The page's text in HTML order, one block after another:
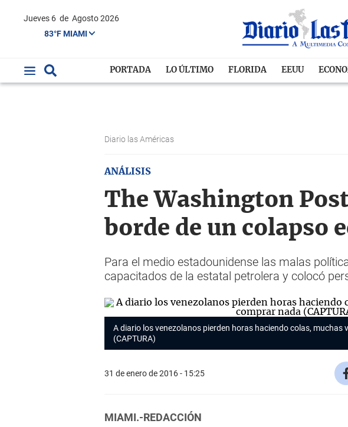
Jueves 6 de Agosto 2026
83°F MIAMI
PORTADA LO ÚLTIMO FLORIDA EEUU
Diario las Américas
ANÁLISIS
The Washington
borde de un colapso
Para el medio estadounidense las malas
capacitados de la estatal petrolera y colocó
A diario los venezolanos pierden horas haciendo colas, muchas
(CAPTURA)
31 de enero de 2016 - 15:25
MIAMI.-REDACCIÓN